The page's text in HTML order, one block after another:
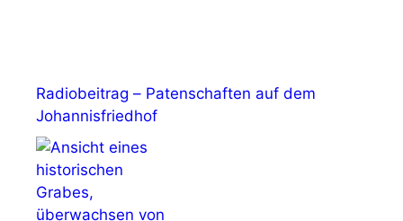
Radiobeitrag – Patenschaften auf dem
Johannisfriedhof